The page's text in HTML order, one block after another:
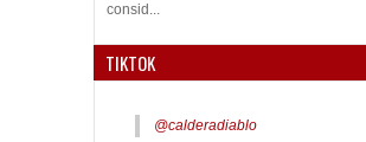
consid...
TIKTOK
@calderadiablo